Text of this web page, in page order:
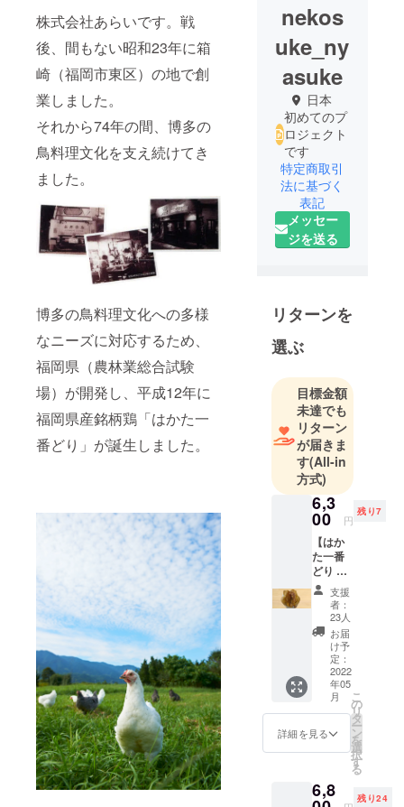
株式会社あらいです。戦
後、間もない昭和23年に箱
崎（福岡市東区）の地で創
業しました。
それから74年の間、博多の
鳥料理文化を支え続けてき
ました。
博多の鳥料理文化への多様
なニーズに対応するため、
福岡県（農林業総合試験
場）が開発し、平成12年に
福岡県産銘柄鶏「はかた一
番どり」が誕生しました。
nekos
uke_ny
asuke
日本
初めてのプ
ロジェクト
です
特定商取引
法に基づく
表記
メッセー
ジを送る
リターンを
選ぶ
目標金額
未達でも
リターン
が届きま
す(All-in
方式)
6,3
00 円
残り7
【はか
た一番
どり 一
羽丸ご
と燻
製】
通常価
格8,640
円（送
料込、
消費税
込）
⇒特別
価格
6,300円
（送料
費税
込）
支援
者：
23人
お届
け予
定：
2022
年05
月
詳細を見る
こ
の
リ
タ
ー
ン
を
選
択
す
る
6,8 残り24